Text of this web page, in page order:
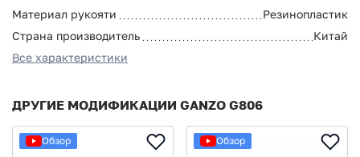
Материал рукояти
Резинопластик
Страна производитель
Китай
Все характеристики
ДРУГИЕ МОДИФИКАЦИИ GANZO G806
Обзор Обзор